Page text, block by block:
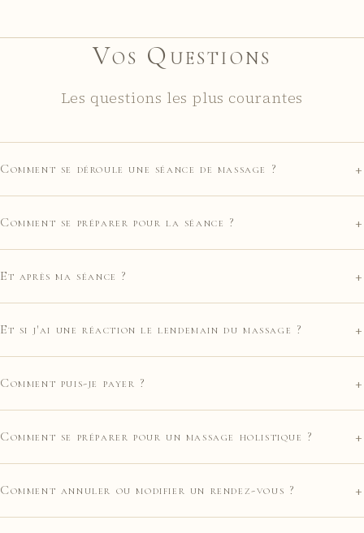
Vos Questions
Les questions les plus courantes
Comment se déroule une séance de massage ? +
Comment se préparer pour la séance ? +
Et après ma séance ? +
Et si j'ai une réaction le lendemain du massage ? +
Comment puis-je payer ? +
Comment se préparer pour un massage holistique ? +
Comment annuler ou modifier un rendez-vous ? +